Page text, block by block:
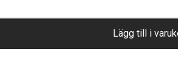
Lägg till i